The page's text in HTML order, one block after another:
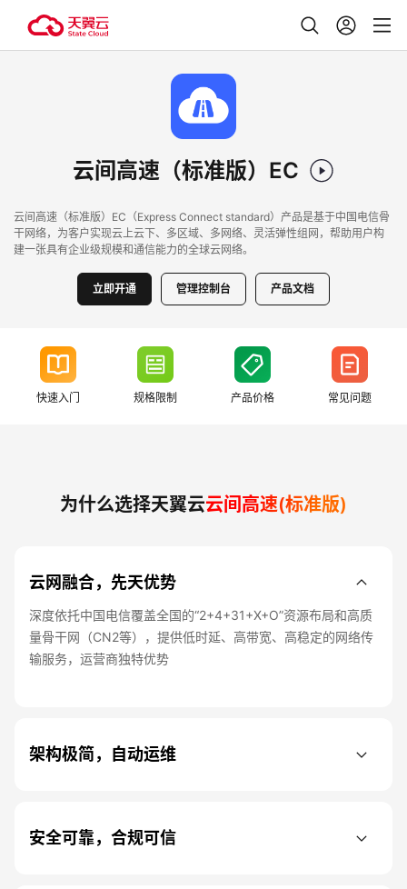
云间高速（标准版）EC
云间高速（标准版）EC（Express Connect standard）产品是基于中国电信骨
干网络，为客户实现云上云下、多区域、多网络、灵活弹性组网，帮助用户构
建一张具有企业级规模和通信能力的全球云网络。
立即开通 管理控制台 产品文档
快速入门 规格限制 产品价格 常见问题
为什么选择天翼云云间高速(标准版)
云网融合，先天优势
深度依托中国电信覆盖全国的“2+4+31+X+O”资源布局和高质
量骨干网（CN2等），提供低时延、高带宽、高稳定的网络传
输服务，运营商独特优势
架构极简，自动运维
安全可靠，合规可信